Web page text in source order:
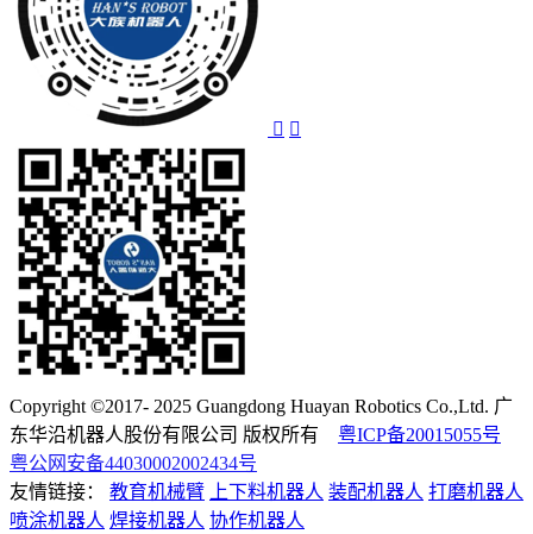
Copyright ©2017- 2025 Guangdong Huayan Robotics Co.,Ltd. 广
东华沿机器人股份有限公司 版权所有 粤ICP备20015055号
粤公网安备44030002002434号
友情链接：
教育机械臂 上下料机器人 装配机器人 打磨机器人
喷涂机器人 焊接机器人 协作机器人